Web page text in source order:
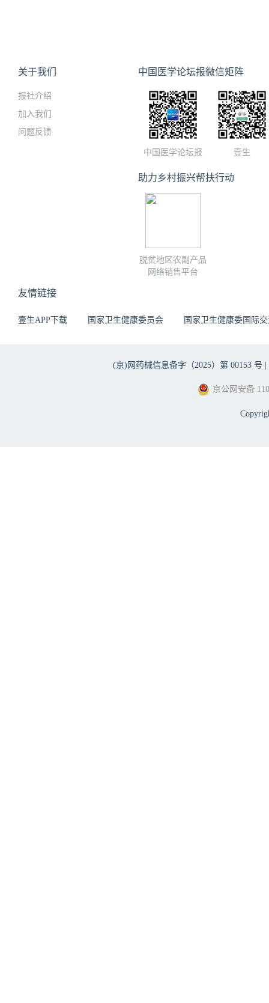
关于我们
报社介绍
加入我们
问题反馈
中国医学论坛报微信矩阵
中国医学论坛报 壹生
助力乡村振兴帮扶行动
脱贫地区农副产品
网络销售平台
友情链接
壹生APP下载 国家卫生健康委员会 国家卫生健康委国际
(京)网药械信息备字（2025）第 00153 号 |
京公网安备